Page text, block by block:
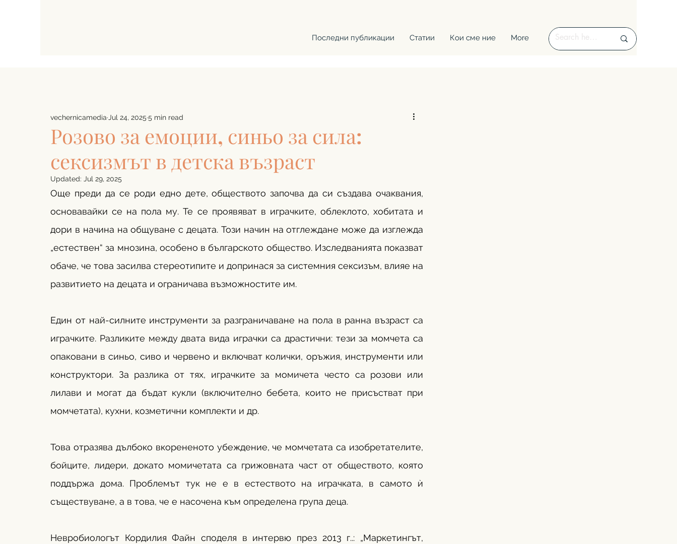
Последни публикации Статии Кои сме ние More
Розово за емоции, синьо за сила:
сексизмът в детска възраст
vechernicamedia Jul 24, 2025 5 min read
Updated: Jul 29, 2025
Още преди да се роди едно дете, обществото започва да си създава очаквания,
основавайки се на пола му. Те се проявяват в играчките, облеклото, хобитата и
дори в начина на общуване с децата. Този начин на отглеждане може да изглежда
„естествен“ за мнозина, особено в българското общество. Изследванията показват
обаче, че това засилва стереотипите и допринася за системния сексизъм, влияе на
развитието на децата и ограничава възможностите им.
Един от най-силните инструменти за разграничаване на пола в ранна възраст са
играчките. Разликите между двата вида играчки са драстични: тези за момчета са
опаковани в синьо, сиво и червено и включват колички, оръжия, инструменти или
конструктори. За разлика от тях, играчките за момичета често са розови или
лилави и могат да бъдат кукли (включително бебета, които не присъстват при
момчетата), кухни, козметични комплекти и др.
Това отразява дълбоко вкорененото убеждение, че момчетата са изобретателите,
бойците, лидери, докато момичетата са грижовната част от обществото, която
поддържа дома. Проблемът тук не е в естеството на играчката, в самото ѝ
съществуване, а в това, че е насочена към определена група деца.
Невробиологът Кордилия Файн споделя в интервю през 2013 г..: „Маркетингът,